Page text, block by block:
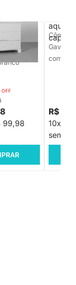
4
OFF
99,98
com
R$
10x de
sem